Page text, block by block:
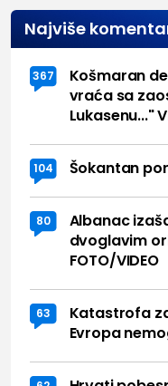
Najviše
367
Košmaran
vraća sa
Lukasenu..."
104 Šokantan
80
Albanac
dvoglavim
FOTO/VIDEO
63
Katastrofa
Evropa